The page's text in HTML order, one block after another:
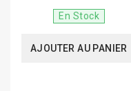
En Stock
AJOUTER AU PANIER